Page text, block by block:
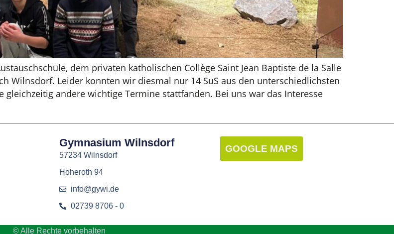
dem privaten katholischen Collège Saint Jean Baptiste de la Salle
Wilnsdorf. Leider konnten wir diesmal nur 14 SuS aus den unterschiedlichsten
gleichzeitig andere wichtige Termine stattfanden. Bei uns war das Interesse
Gymnasium Wilnsdorf
57234 Wilnsdorf
Hoheroth 94
info@gywi.de
02739 8706 - 0
GOOGLE MAPS
© Alle Rechte vorbehalten